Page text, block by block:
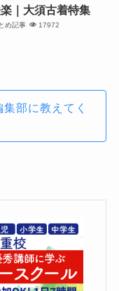
｜大須古着特集
め記事 17972
部に教えてく